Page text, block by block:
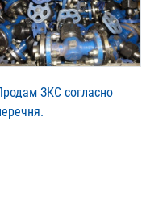
ЗКС согласно